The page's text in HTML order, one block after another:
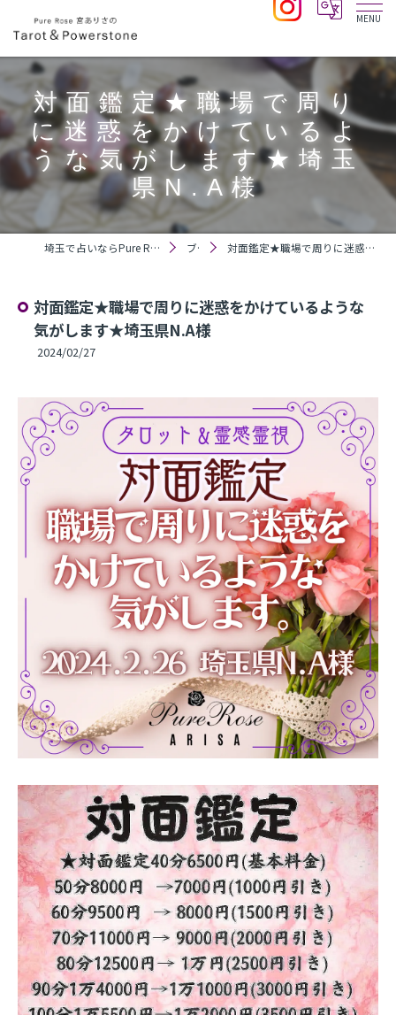
対面鑑定★職場で周り
に迷惑をかけているよ
うな気がします★埼玉
県N.A様
埼玉で占いならPure Rose 宮ありさのTarot＆Powerstone ブログ 対面鑑定★職場で周りに迷惑をかけているような気がします★埼玉県N.A様
対面鑑定★職場で周りに迷惑をかけているような
気がします★埼玉県N.A様
2024/02/27